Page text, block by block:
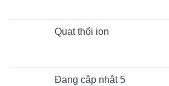
Quạt thổi ion
Đang cập nhật 5